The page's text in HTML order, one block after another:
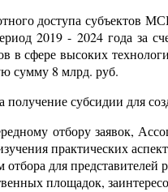
доступа субъектов
2019 - 2024 года за
в сфере высоких
сумму 8 млрд. руб.
получение субсидии для
отбору заявок,
практических
отбора для
площадок,